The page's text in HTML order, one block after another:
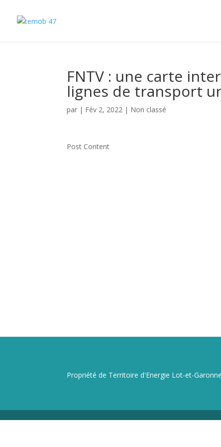
FNTV : une carte
lignes de transport
par | Fév 2, 2022 | Non classé
Post Content
Propriété de Territoire d'Energie Lot-et-